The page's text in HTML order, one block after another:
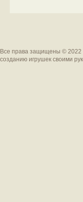
Все права защищены © 2022
созданию игрушек своими